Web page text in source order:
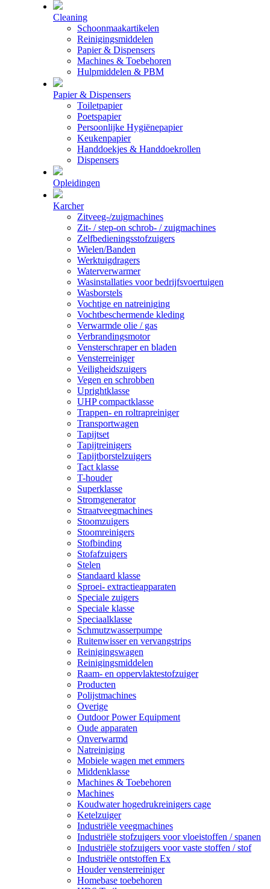
Cleaning
Schoonmaakartikelen
Reinigingsmiddelen
Papier & Dispensers
Machines & Toebehoren
Hulpmiddelen & PBM
Papier & Dispensers
Toiletpapier
Poetspapier
Persoonlijke Hygiënepapier
Keukenpapier
Handdoekjes & Handdoekrollen
Dispensers
Opleidingen
Karcher
Zitveeg-/zuigmachines
Zit- / step-on schrob- / zuigmachines
Zelfbedieningsstofzuigers
Wielen/Banden
Werktuigdragers
Waterverwarmer
Wasinstallaties voor bedrijfsvoertuigen
Wasborstels
Vochtige en natreiniging
Vochtbeschermende kleding
Verwarmde olie / gas
Verbrandingsmotor
Vensterschraper en bladen
Vensterreiniger
Veiligheidszuigers
Vegen en schrobben
Uprightklasse
UHP compactklasse
Trappen- en roltrapreiniger
Transportwagen
Tapijtset
Tapijtreinigers
Tapijtborstelzuigers
Tact klasse
T-houder
Superklasse
Stromgenerator
Straatveegmachines
Stoomzuigers
Stoomreinigers
Stofbinding
Stofafzuigers
Stelen
Standaard klasse
Sproei- extractieapparaten
Speciale zuigers
Speciale klasse
Speciaalklasse
Schmutzwasserpumpe
Ruitenwisser en vervangstrips
Reinigingswagen
Reinigingsmiddelen
Raam- en oppervlaktestofzuiger
Producten
Polijstmachines
Overige
Outdoor Power Equipment
Oude apparaten
Onverwarmd
Natreiniging
Mobiele wagen met emmers
Middenklasse
Machines & Toebehoren
Machines
Koudwater hogedrukreinigers cage
Ketelzuiger
Industriële veegmachines
Industriële stofzuigers voor vloeistoffen / spanen
Industriële stofzuigers voor vaste stoffen / stof
Industriële ontstoffen Ex
Houder vensterreiniger
Homebase toebehoren